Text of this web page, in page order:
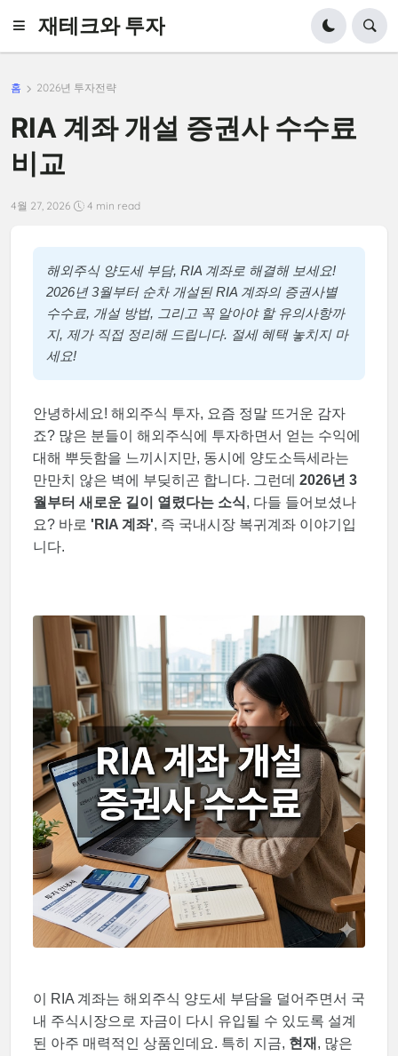
재테크와 투자
홈 2026년 투자전략
RIA 계좌 개설 증권사 수수료
비교
4월 27, 2026 4 min read
해외주식 양도세 부담, RIA 계좌로 해결해 보세요!
2026년 3월부터 순차 개설된 RIA 계좌의 증권사별
수수료, 개설 방법, 그리고 꼭 알아야 할 유의사항까
지, 제가 직접 정리해 드립니다. 절세 혜택 놓치지 마
세요!
안녕하세요! 해외주식 투자, 요즘 정말 뜨거운 감자
죠? 많은 분들이 해외주식에 투자하면서 얻는 수익에
대해 뿌듯함을 느끼시지만, 동시에 양도소득세라는
만만치 않은 벽에 부딪히곤 합니다. 그런데 2026년 3
월부터 새로운 길이 열렸다는 소식, 다들 들어보셨나
요? 바로 'RIA 계좌', 즉 국내시장 복귀계좌 이야기입
니다.
이 RIA 계좌는 해외주식 양도세 부담을 덜어주면서 국
내 주식시장으로 자금이 다시 유입될 수 있도록 설계
된 아주 매력적인 상품인데요. 특히 지금, 현재 , 많은